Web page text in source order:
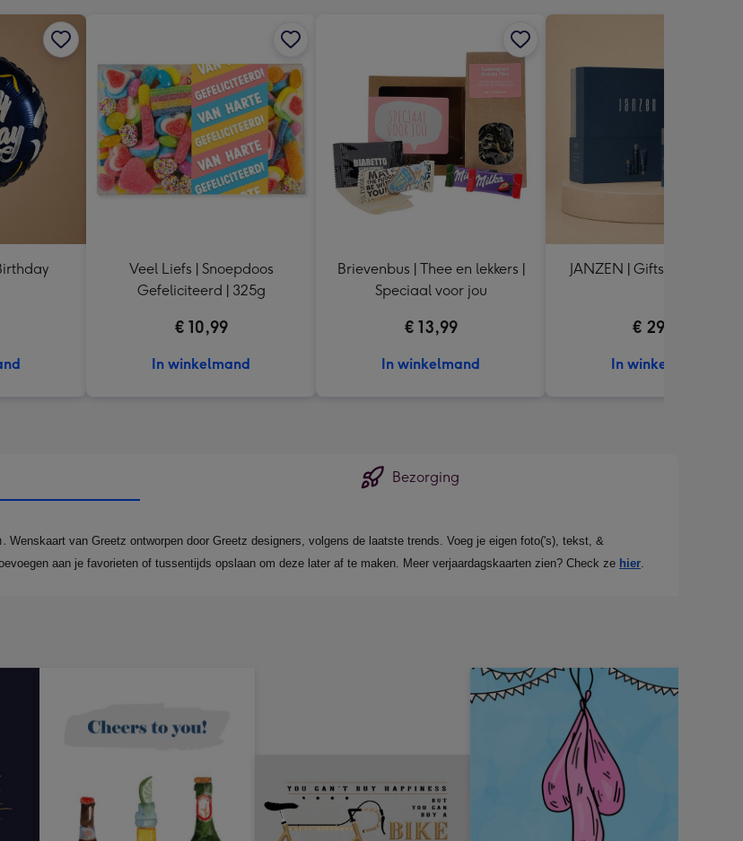
Veel Liefs | Snoepdoos
Gefeliciteerd | 325g
€ 10,99
In winkelmand
Brievenbus | Thee en lekkers |
Speciaal voor jou
€ 13,99
In winkelmand
JANZEN | Giftset L | For
€ 29,99
In winkelmand
Bezorging
Wenskaart van Greetz ontworpen door Greetz designers, volgens de laatste trends. Voeg je eigen foto('s), tekst, &
aan je favorieten of tussentijds opslaan om deze later af te maken. Meer verjaardagskaarten zien? Check ze hier